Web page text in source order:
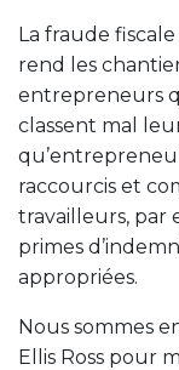
La fraude
rend les
entrepreneurs
classent mal
raccourcis et
travailleurs, par
primes
appropriées.
Nous sommes
Ellis Ross pour